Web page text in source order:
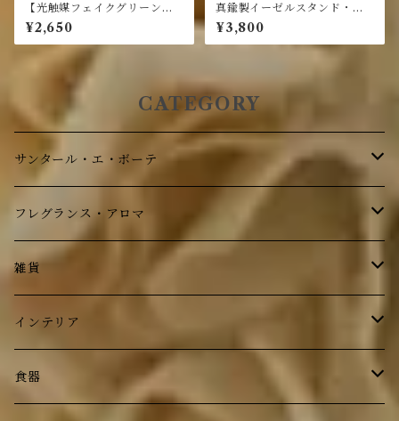
【光触媒フェイクグリーン】
ウォールボード コウモリラ
ン
¥2,650
真鍮製イーゼルスタンド・リ
ュリュリーフモチーフ
¥3,800
CATEGORY
サンタール・エ・ボーテ
ボディケア
フレグランス
フレグランス・アロマ
ボディケア
フレグランス
雑貨
ステーショナリー
フォトフレーム
インテリア
鏡
食器